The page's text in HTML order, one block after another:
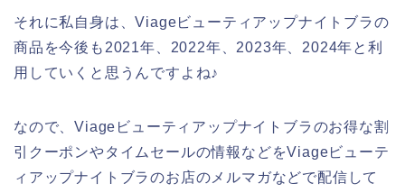
それに私自身は、Viageビューティアップナイトブラの
商品を今後も2021年、2022年、2023年、2024年と利
用していくと思うんですよね♪
なので、Viageビューティアップナイトブラのお得な割
引クーポンやタイムセールの情報などをViageビューテ
ィアップナイトブラのお店のメルマガなどで配信して